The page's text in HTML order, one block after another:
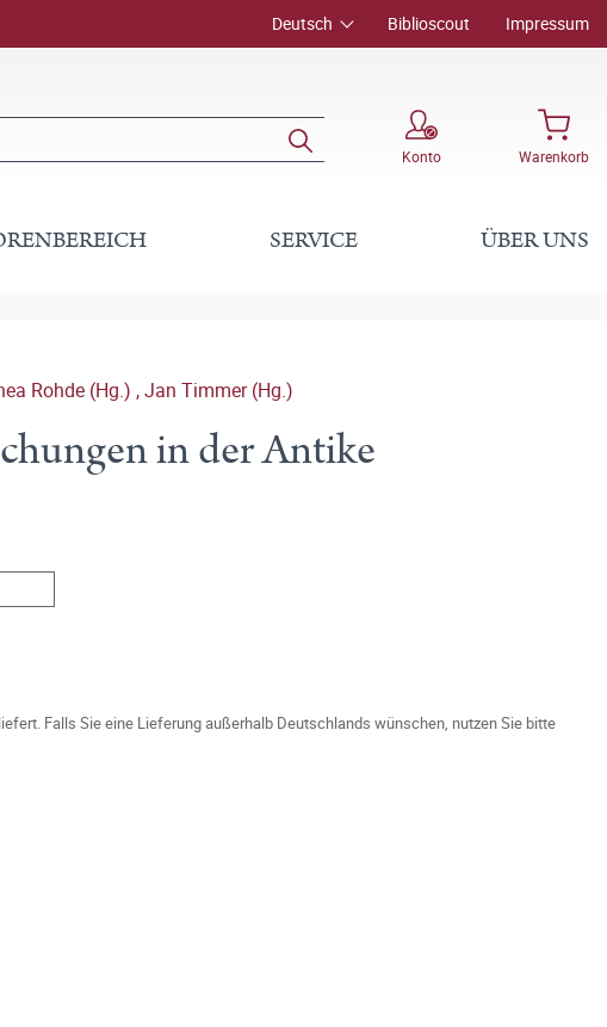
Deutsch Biblioscout Impressum
Konto Warenkorb
SERVICE ÜBER UNS
Rohde (Hg.) ,Jan Timmer (Hg.)
in der Antike
Falls Sie eine Lieferung außerhalb Deutschlands wünschen, nutzen Sie bitte